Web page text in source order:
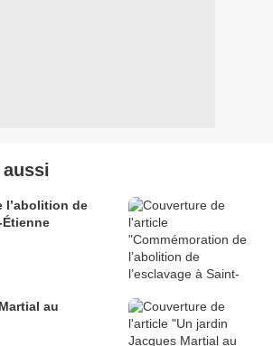
aussi
l’abolition de
Étienne
au